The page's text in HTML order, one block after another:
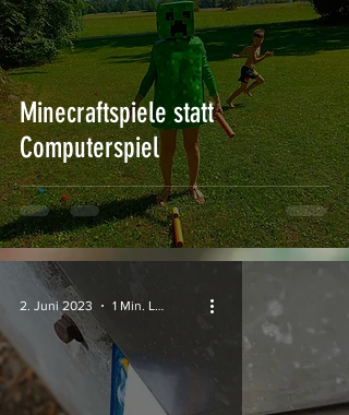
Minecraftspiele statt
Computerspiel
2. Juni 2023 1 Min. Lesezeit